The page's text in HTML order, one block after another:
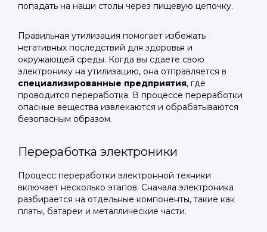
попадать на наши столы через пищевую цепочку.
Правильная утилизация помогает избежать
негативных последствий для здоровья и
окружающей среды. Когда вы сдаете свою
электронику на утилизацию, она отправляется в
специализированные предприятия, где
проводится переработка. В процессе переработки
опасные вещества извлекаются и обрабатываются
безопасным образом.
Переработка электроники
Процесс переработки электронной техники
включает несколько этапов. Сначала электроника
разбирается на отдельные компоненты, такие как
платы, батареи и металлические части.